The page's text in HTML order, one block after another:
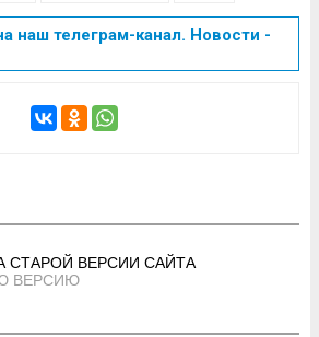
наш телеграм-канал. Новости -
СТАРОЙ ВЕРСИИ САЙТА
ВЕРСИЮ